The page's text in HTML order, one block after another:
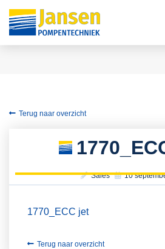
Terug naar overzicht
Sales 10
1770_ECC jet
Terug naar overzicht